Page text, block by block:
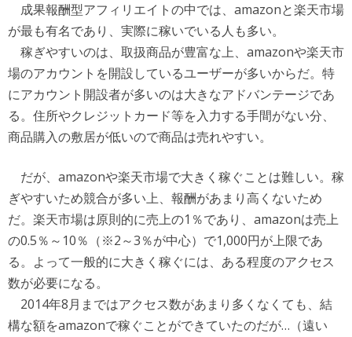
成果報酬型アフィリエイトの中では、amazonと楽天市場
が最も有名であり、実際に稼いでいる人も多い。
稼ぎやすいのは、取扱商品が豊富な上、amazonや楽天市
場のアカウントを開設しているユーザーが多いからだ。特
にアカウント開設者が多いのは大きなアドバンテージであ
る。住所やクレジットカード等を入力する手間がない分、
商品購入の敷居が低いので商品は売れやすい。
だが、amazonや楽天市場で大きく稼ぐことは難しい。稼
ぎやすいため競合が多い上、報酬があまり高くないため
だ。楽天市場は原則的に売上の1％であり、amazonは売上
の0.5％～10％（※2～3％が中心）で1,000円が上限であ
る。よって一般的に大きく稼ぐには、ある程度のアクセス
数が必要になる。
2014年8月まではアクセス数があまり多くなくても、結
構な額をamazonで稼ぐことができていたのだが…（遠い